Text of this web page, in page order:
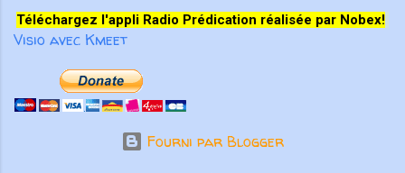
Téléchargez l'appli Radio Prédication réalisée par Nobex!
Visio avec Kmeet
Fourni par Blogger